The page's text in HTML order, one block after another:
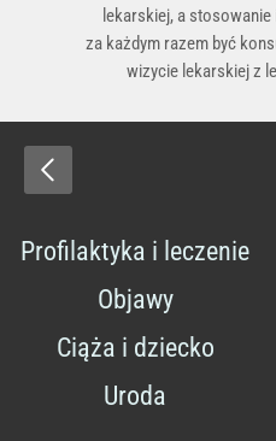
lekarskiej, a
za każdym razem być
wizycie lekarskiej z
Profilaktyka i leczenie
Objawy
Ciąża i dziecko
Uroda